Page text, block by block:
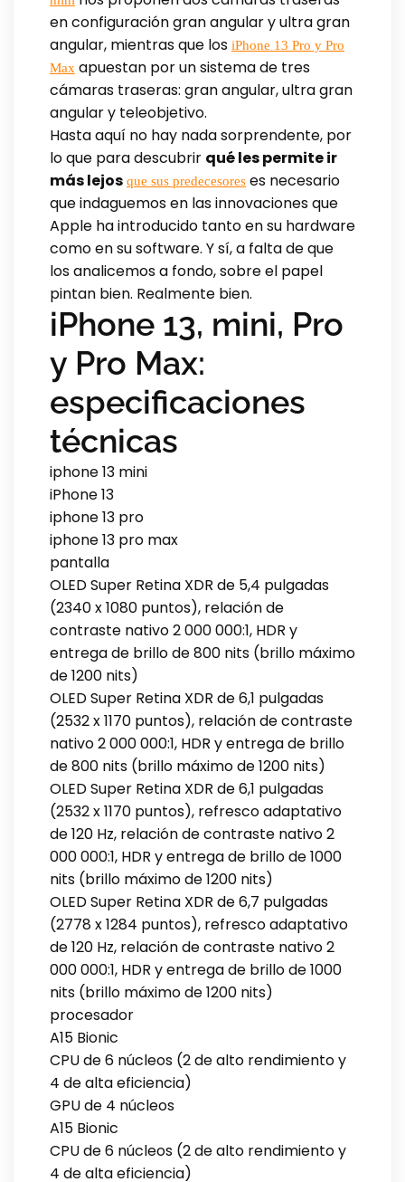
en configuración gran angular y ultra gran
angular, mientras que los iPhone 13 Pro y Pro
Max apuestan por un sistema de tres
cámaras traseras: gran angular, ultra gran
angular y teleobjetivo.
Hasta aquí no hay nada sorprendente, por
lo que para descubrir qué les permite ir
más lejos que sus predecesores es necesario
que indaguemos en las innovaciones que
Apple ha introducido tanto en su hardware
como en su software. Y sí, a falta de que
los analicemos a fondo, sobre el papel
pintan bien. Realmente bien.
iPhone 13, mini, Pro
y Pro Max:
especificaciones
técnicas
iphone 13 mini
iPhone 13
iphone 13 pro
iphone 13 pro max
pantalla
OLED Super Retina XDR de 5,4 pulgadas
(2340 x 1080 puntos), relación de
contraste nativo 2 000 000:1, HDR y
entrega de brillo de 800 nits (brillo máximo
de 1200 nits)
OLED Super Retina XDR de 6,1 pulgadas
(2532 x 1170 puntos), relación de contraste
nativo 2 000 000:1, HDR y entrega de brillo
de 800 nits (brillo máximo de 1200 nits)
OLED Super Retina XDR de 6,1 pulgadas
(2532 x 1170 puntos), refresco adaptativo
de 120 Hz, relación de contraste nativo 2
000 000:1, HDR y entrega de brillo de 1000
nits (brillo máximo de 1200 nits)
OLED Super Retina XDR de 6,7 pulgadas
(2778 x 1284 puntos), refresco adaptativo
de 120 Hz, relación de contraste nativo 2
000 000:1, HDR y entrega de brillo de 1000
nits (brillo máximo de 1200 nits)
procesador
A15 Bionic
CPU de 6 núcleos (2 de alto rendimiento y
4 de alta eficiencia)
GPU de 4 núcleos
A15 Bionic
CPU de 6 núcleos (2 de alto rendimiento y
4 de alta eficiencia)